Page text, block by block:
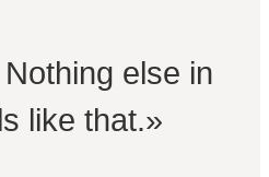
else in
like that.»